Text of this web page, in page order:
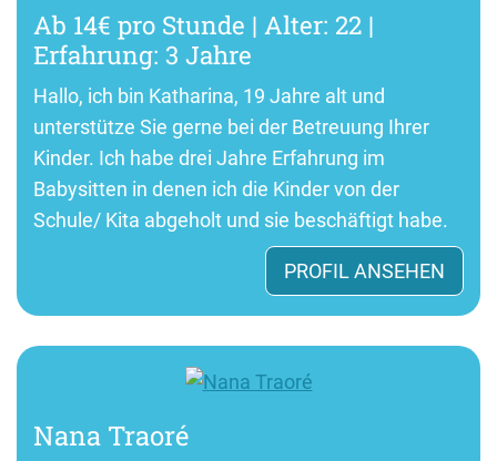
Ab 14€ pro Stunde | Alter: 22 |
Erfahrung: 3 Jahre
Hallo, ich bin Katharina, 19 Jahre alt und
unterstütze Sie gerne bei der Betreuung Ihrer
Kinder. Ich habe drei Jahre Erfahrung im
Babysitten in denen ich die Kinder von der
Schule/ Kita abgeholt und sie beschäftigt habe.
PROFIL ANSEHEN
Nana Traoré